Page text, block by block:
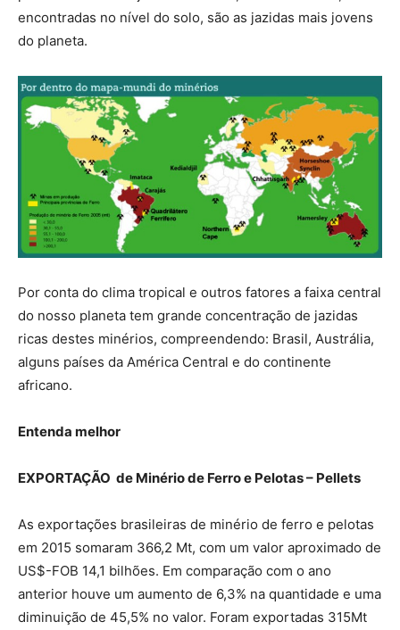
encontradas no nível do solo, são as jazidas mais jovens
do planeta.
Por conta do clima tropical e outros fatores a faixa central
do nosso planeta tem grande concentração de jazidas
ricas destes minérios, compreendendo: Brasil, Austrália,
alguns países da América Central e do continente
africano.
Entenda melhor
EXPORTACÃO de Minério de Ferro e Pelotas – Pellets
As exportações brasileiras de minério de ferro e pelotas
em 2015 somaram 366,2 Mt, com um valor aproximado de
US$-FOB 14,1 bilhões. Em comparação com o ano
anterior houve um aumento de 6,3% na quantidade e uma
diminuição de 45,5% no valor. Foram exportadas 315Mt